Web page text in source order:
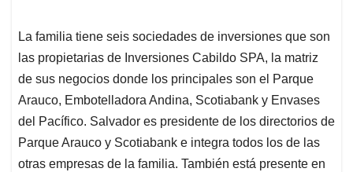
La familia tiene seis sociedades de inversiones que son
las propietarias de Inversiones Cabildo SPA, la matriz
de sus negocios donde los principales son el Parque
Arauco, Embotelladora Andina, Scotiabank y Envases
del Pacífico. Salvador es presidente de los directorios de
Parque Arauco y Scotiabank e integra todos los de las
otras empresas de la familia. También está presente en